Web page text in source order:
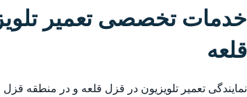
خدمات تخصصی تعمیر
قلعه
نمایندگی تعمیر تلویزیون در قزل قلعه و در منطقه